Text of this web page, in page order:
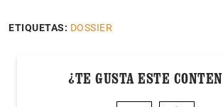
ETIQUETAS: DOSSIER
¿TE GUSTA ESTE